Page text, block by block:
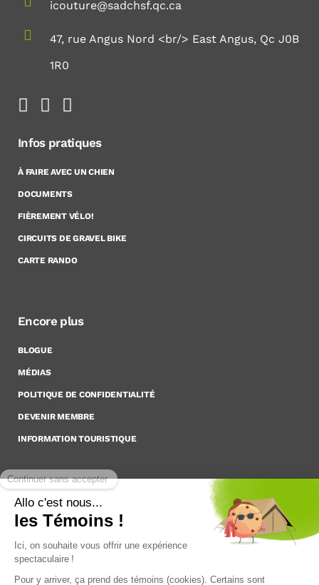
icouture@sadchsf.qc.ca
47, rue Angus Nord <br/> East Angus, Qc J0B
1R0
Infos pratiques
À FAIRE AVEC UN CHIEN
DOCUMENTS
FIÈREMENT VÉLO!
CIRCUITS DE GRAVEL BIKE
CARTE RANDO
Encore plus
BLOGUE
MÉDIAS
POLITIQUE DE CONFIDENTIALITÉ
DEVENIR MEMBRE
INFORMATION TOURISTIQUE
Inscrivez-vous à notre Infolettre